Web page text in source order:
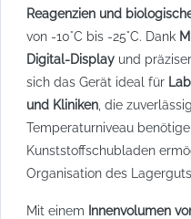
Reagenzien und
von -10°C bis -25°C. Dank
Digital-Display und
sich das Gerät ideal für
und Kliniken , die
Temperaturniveau
Kunststoffschubladen
Organisation des
Mit einem Innenvolumen